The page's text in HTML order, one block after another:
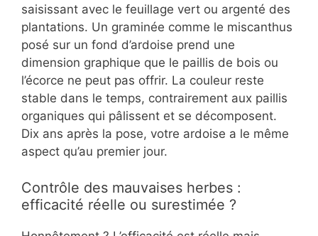
saisissant avec le feuillage vert ou argenté des
plantations. Un graminée comme le miscanthus
posé sur un fond d’ardoise prend une
dimension graphique que le paillis de bois ou
l’écorce ne peut pas offrir. La couleur reste
stable dans le temps, contrairement aux paillis
organiques qui pâlissent et se décomposent.
Dix ans après la pose, votre ardoise a le même
aspect qu’au premier jour.
Contrôle des mauvaises herbes :
efficacité réelle ou surestimée ?